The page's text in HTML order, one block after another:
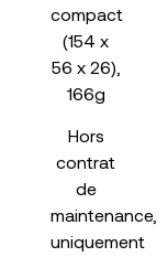
compact
(154 x
56 x 26),
166g
Hors
contrat
de
maintenance,
uniquement